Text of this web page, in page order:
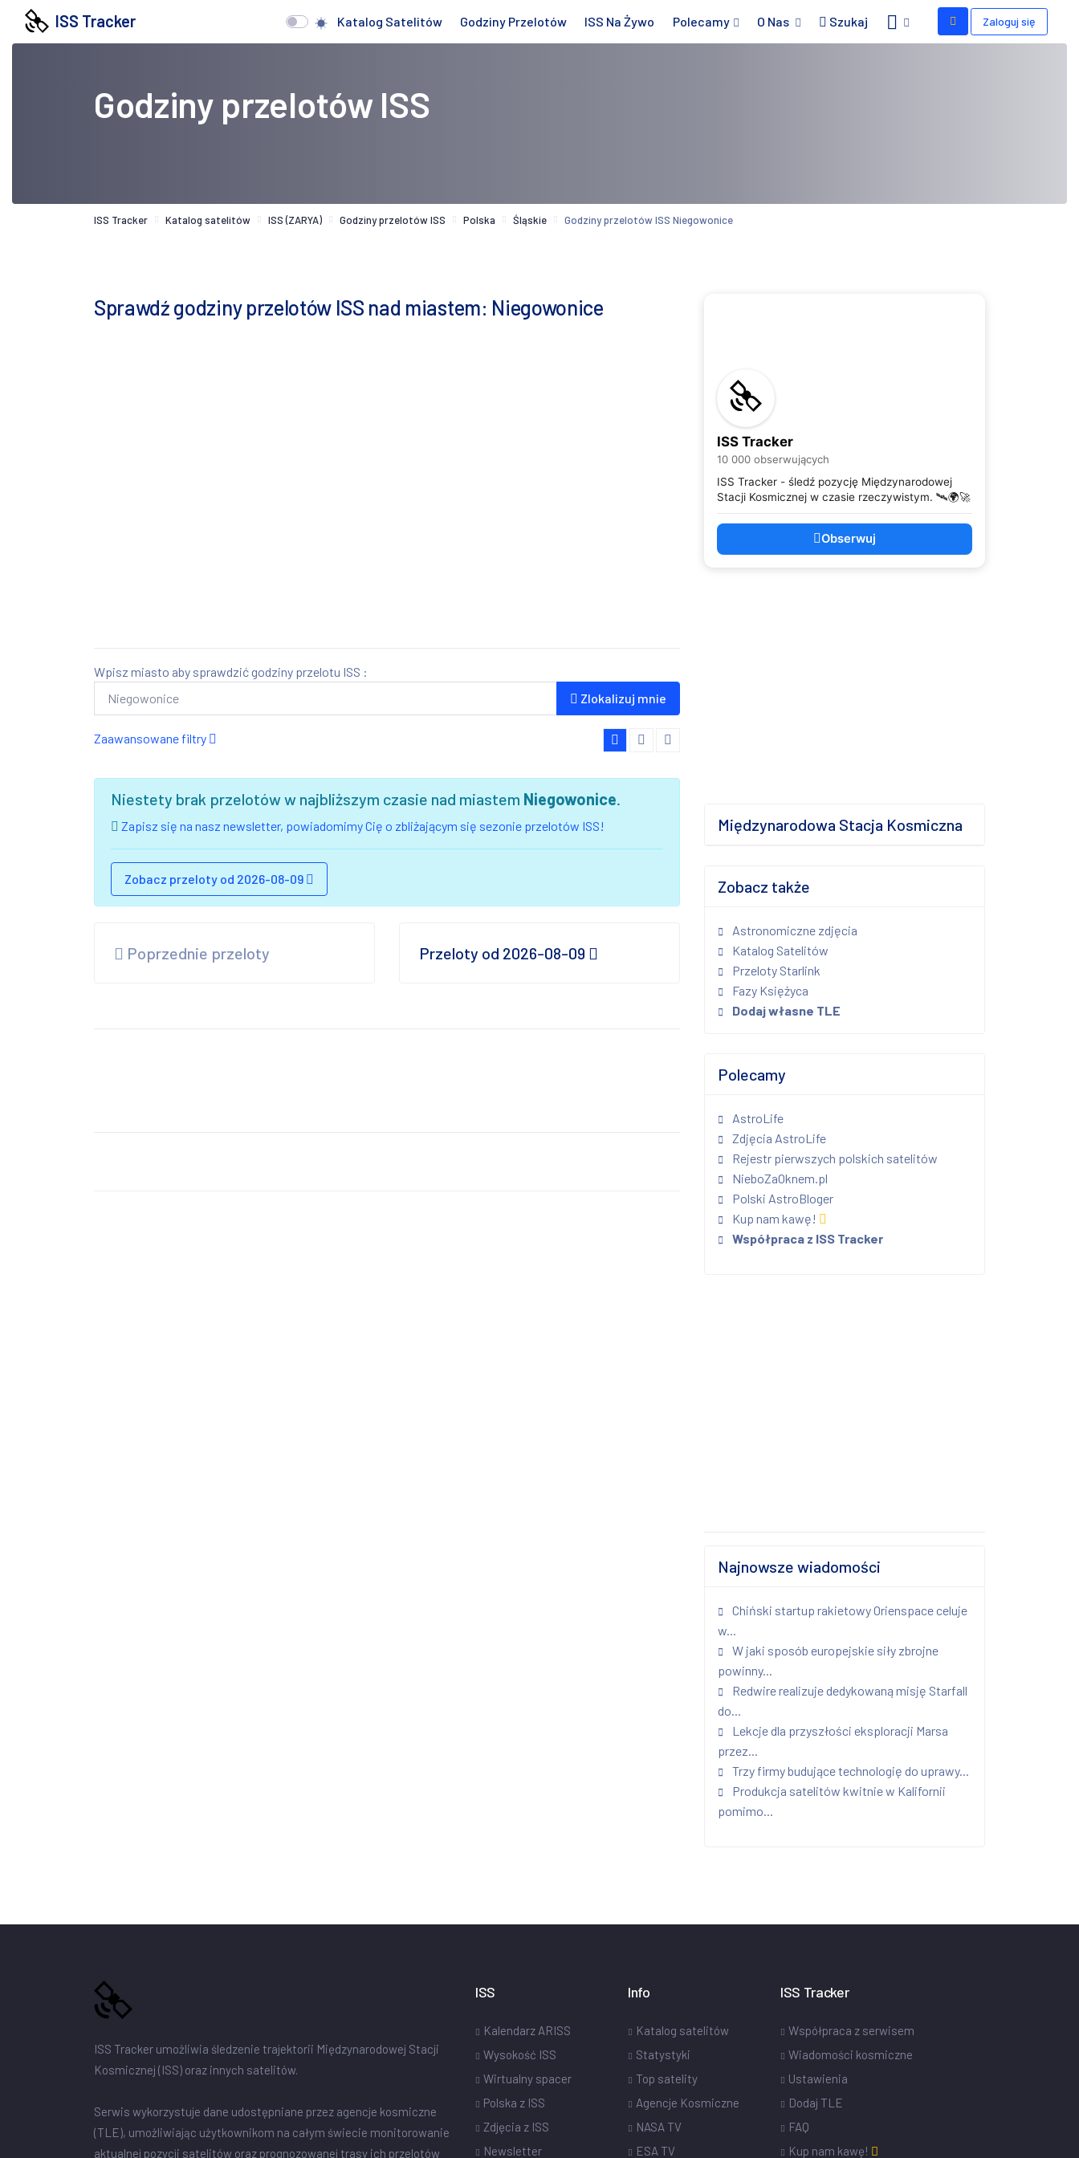
ISS Tracker Katalog Satelitów Godziny Przelotów ISS Na Żywo Polecamy O Nas Szukaj Zaloguj się
Godziny przelotów ISS
ISS Tracker Katalog satelitów ISS (ZARYA) Godziny przelotów ISS Polska Śląskie Godziny przelotów ISS Niegowonice
Sprawdź godziny przelotów ISS nad miastem: Niegowonice
Wpisz miasto aby sprawdzić godziny przelotu ISS :
Zlokalizuj mnie
Zaawansowane filtry
Niestety brak przelotów w najbliższym czasie nad miastem Niegowonice.
Zapisz się na nasz newsletter, powiadomimy Cię o zbliżającym się sezonie przelotów ISS!
Zobacz przeloty od 2026-08-09
Poprzednie przeloty Przeloty od 2026-08-09
ISS Tracker
10 000 obserwujących
ISS Tracker - śledź pozycję Międzynarodowej
Stacji Kosmicznej w czasie rzeczywistym. 🛰️🌍🚀
Obserwuj
Międzynarodowa Stacja Kosmiczna
Zobacz także
Astronomiczne zdjęcia
Katalog Satelitów
Przeloty Starlink
Fazy Księżyca
Dodaj własne TLE
Polecamy
AstroLife
Zdjęcia AstroLife
Rejestr pierwszych polskich satelitów
NieboZaOknem.pl
Polski AstroBloger
Kup nam kawę!
Współpraca z ISS Tracker
Najnowsze wiadomości
Chiński startup rakietowy Orienspace celuje
w...
W jaki sposób europejskie siły zbrojne
powinny...
Redwire realizuje dedykowaną misję Starfall
do...
Lekcje dla przyszłości eksploracji Marsa
przez...
Trzy firmy budujące technologię do uprawy...
Produkcja satelitów kwitnie w Kalifornii
pomimo...
ISS Tracker umożliwia śledzenie trajektorii Międzynarodowej Stacji
Kosmicznej (ISS) oraz innych satelitów.
Serwis wykorzystuje dane udostępniane przez agencje kosmiczne
(TLE), umożliwiając użytkownikom na całym świecie monitorowanie
aktualnej pozycji satelitów oraz prognozowanej trasy ich przelotów
ISS
Kalendarz ARISS
Wysokość ISS
Wirtualny spacer
Polska z ISS
Zdjęcia z ISS
Newsletter
Info
Katalog satelitów
Statystyki
Top satelity
Agencje Kosmiczne
NASA TV
ESA TV
ISS Tracker
Współpraca z serwisem
Wiadomości kosmiczne
Ustawienia
Dodaj TLE
FAQ
Kup nam kawę!